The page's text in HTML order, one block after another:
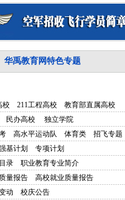
华禹教育网特色专题
校 211工程高校
教育部直属高校
民办高校
独立学院
高水平运动队 体育类
招飞专题
基计划
专项计划
录
职业教育专业简介
量报告
高校就业质量报告
动 校庆公告